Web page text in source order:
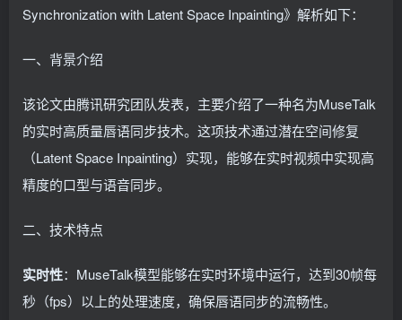
Synchronization with Latent Space Inpainting》解析如下：
一、背景介绍
该论文由腾讯研究团队发表，主要介绍了一种名为MuseTalk
的实时高质量唇语同步技术。这项技术通过潜在空间修复
（Latent Space Inpainting）实现，能够在实时视频中实现高
精度的口型与语音同步。
二、技术特点
实时性：MuseTalk模型能够在实时环境中运行，达到30帧每
秒（fps）以上的处理速度，确保唇语同步的流畅性。